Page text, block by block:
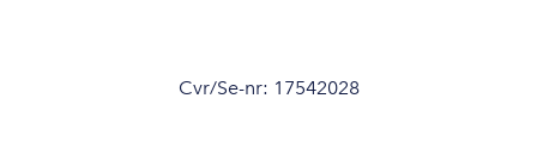
Cvr/Se-nr: 17542028